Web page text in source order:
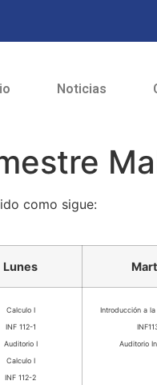
Noticias
como sigue:
Lunes
Calculo I
INF 112-1
Auditorio I
Calculo I
INF 112-2
Introducción a
Auditorio